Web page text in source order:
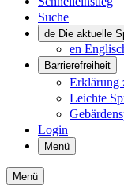
Suche
de Die aktuelle
en
Barrierefreiheit
Erklärung
Leichte
Login
Menü
Menü